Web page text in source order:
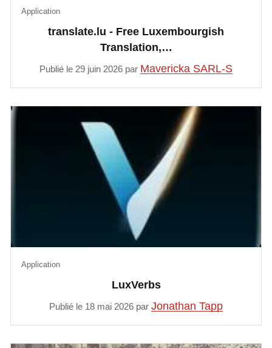
translate.lu - Free Luxembourgish
Translation,…
Application
Publié le 29 juin 2026 par Mavericka SARL-S
LuxVerbs
Application
Publié le 18 mai 2026 par Jonathan Tapp